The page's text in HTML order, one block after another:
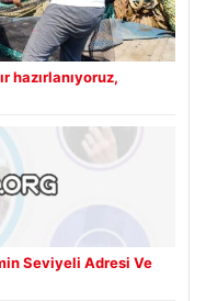
hazırlanıyoruz,
Seviyeli Adresi Ve